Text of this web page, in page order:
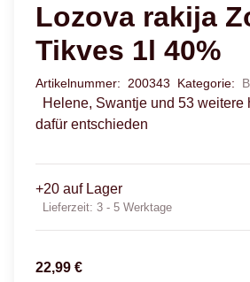
Lozova rakija
Tikves 1l 40%
Artikelnummer: 200343 Kategorie:
Helene, Swantje und 53 weitere
dafür entschieden
+20 auf Lager
Lieferzeit: 3 - 5 Werktage
22,99 €